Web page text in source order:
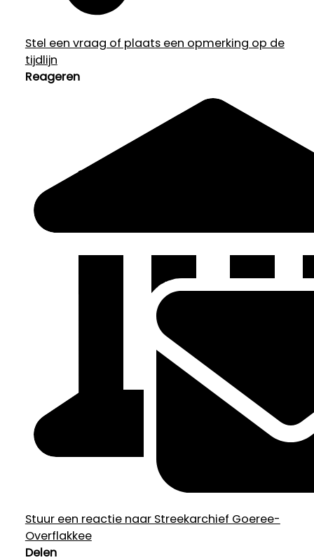
Stel een vraag of plaats een opmerking op de
tijdlijn
Reageren
Stuur een reactie naar Streekarchief Goeree-
Overflakkee
Delen